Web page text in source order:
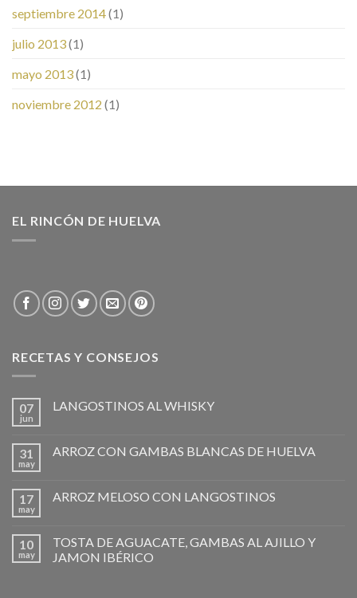
septiembre 2014(1)
julio 2013(1)
mayo 2013(1)
noviembre 2012 (1)
EL RINCÓN DE HUELVA
RECETAS Y CONSEJOS
07
jun
LANGOSTINOS AL WHISKY
31
may
ARROZ CON GAMBAS BLANCAS DE HUELVA
17
may
ARROZ MELOSO CON LANGOSTINOS
10
may
TOSTA DE AGUACATE, GAMBAS AL AJILLO Y
JAMON IBÉRICO